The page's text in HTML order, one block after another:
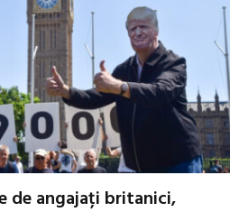
de angajați britanici,